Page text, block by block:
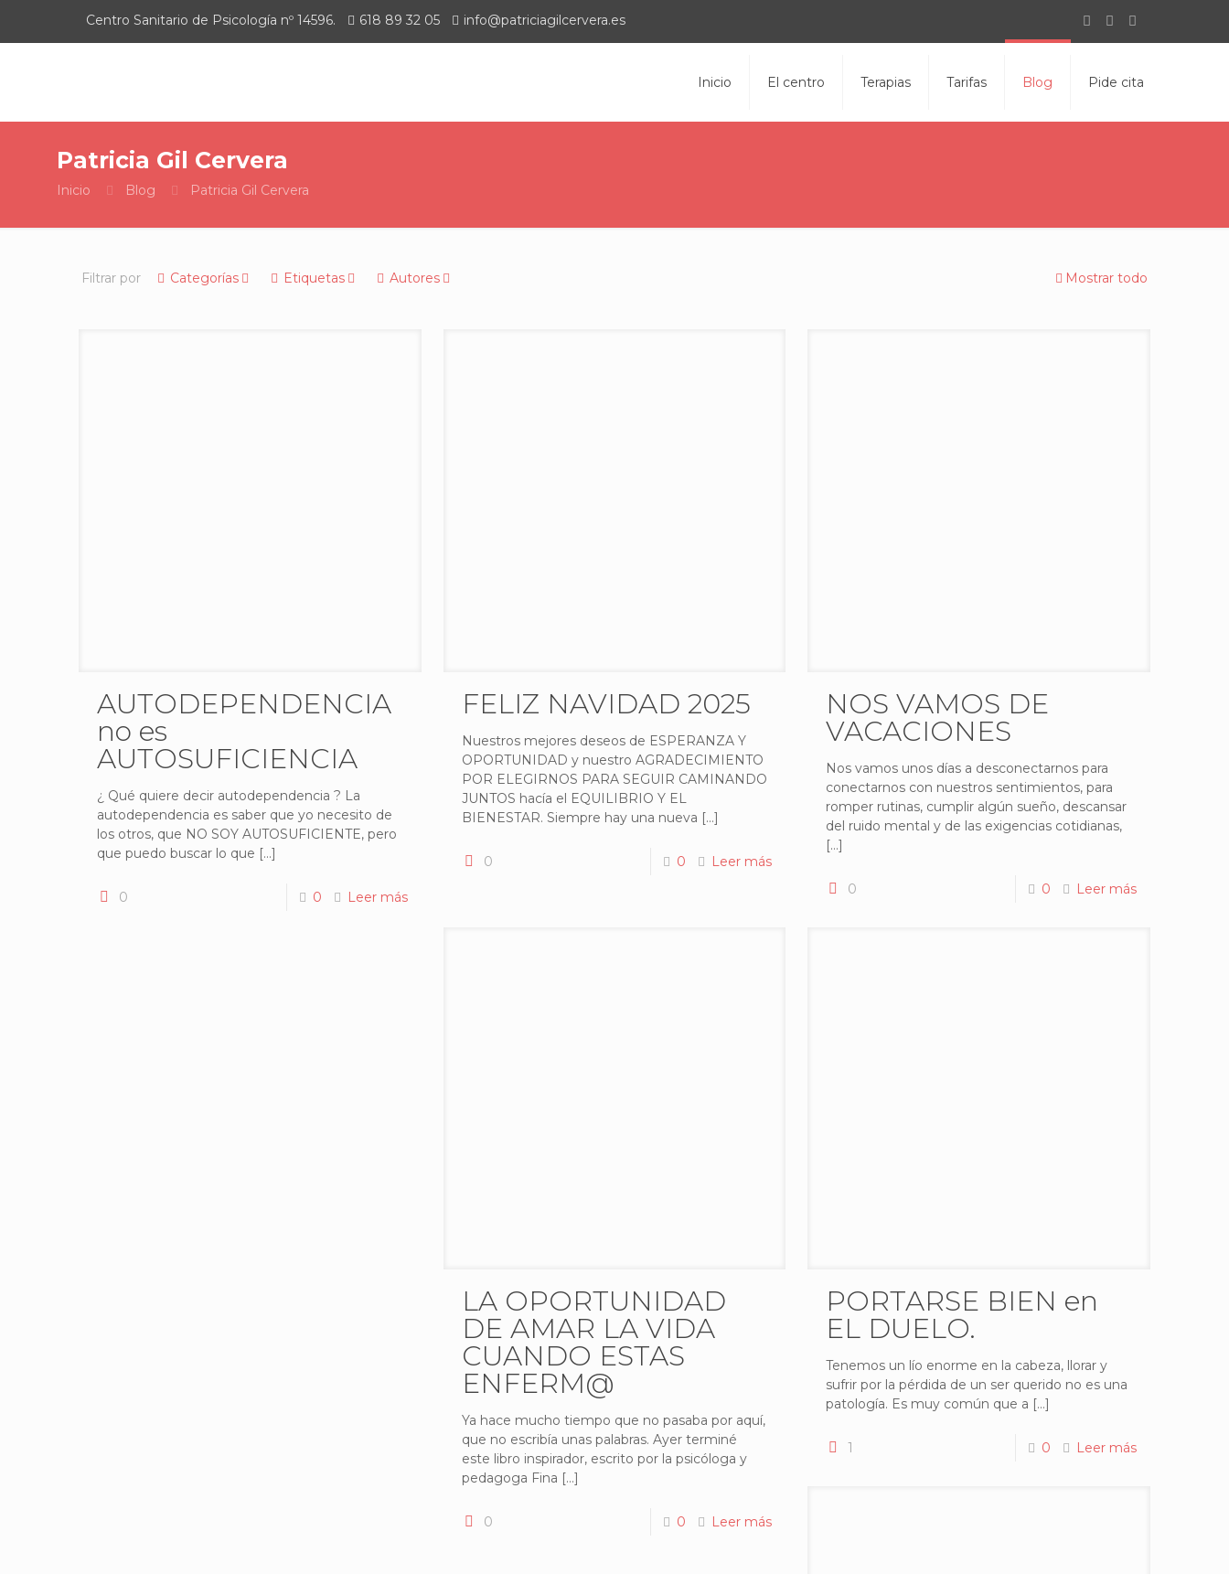
Centro Sanitario de Psicología nº 14596. 618 89 32 05 info@patriciagilcervera.es
Inicio El centro Terapias Tarifas Blog Pide cita
Patricia Gil Cervera
Inicio Blog Patricia Gil Cervera
Filtrar por Categorías Etiquetas Autores Mostrar todo
AUTODEPENDENCIA
no es
AUTOSUFICIENCIA
¿ Qué quiere decir autodependencia ? La
autodependencia es saber que yo necesito de
los otros, que NO SOY AUTOSUFICIENTE, pero
que puedo buscar lo que […]
0 0 Leer más
FELIZ NAVIDAD 2025
Nuestros mejores deseos de ESPERANZA Y
OPORTUNIDAD y nuestro AGRADECIMIENTO
POR ELEGIRNOS PARA SEGUIR CAMINANDO
JUNTOS hacía el EQUILIBRIO Y EL
BIENESTAR. Siempre hay una nueva […]
0 0 Leer más
NOS VAMOS DE
VACACIONES
Nos vamos unos días a desconectarnos para
conectarnos con nuestros sentimientos, para
romper rutinas, cumplir algún sueño, descansar
del ruido mental y de las exigencias cotidianas,
[…]
0 0 Leer más
LA OPORTUNIDAD
DE AMAR LA VIDA
CUANDO ESTAS
ENFERM@
Ya hace mucho tiempo que no pasaba por aquí,
que no escribía unas palabras. Ayer terminé
este libro inspirador, escrito por la psicóloga y
pedagoga Fina […]
0 0 Leer más
PORTARSE BIEN en
EL DUELO.
Tenemos un lío enorme en la cabeza, llorar y
sufrir por la pérdida de un ser querido no es una
patología. Es muy común que a […]
1 0 Leer más